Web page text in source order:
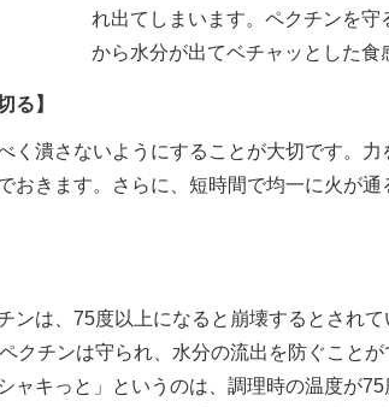
れ出てしまいます。ペクチンを
から水分が出てベチャッとした食
る】
潰さないようにすることが大切です。力
おきます。さらに、短時間で均一に火が
は、75度以上になると崩壊するとされ
クチンは守られ、水分の流出を防ぐこと
ャキっと」というのは、調理時の温度が